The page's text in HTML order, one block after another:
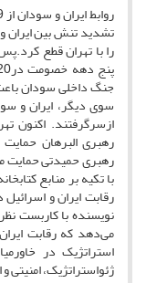
را با تهران قطع
جنگ داخلی سودان
سوی دیگر، ایران و
ازسرگرفتند. اکنون
رهبری البرهان
رهبری حمیدتی حمایت
با تکیه بر منابع
رقابت ایران و
نویسنده با کاربست
می‌دهد که رقابت
استراتژیک در
ژئواستراتژیک،